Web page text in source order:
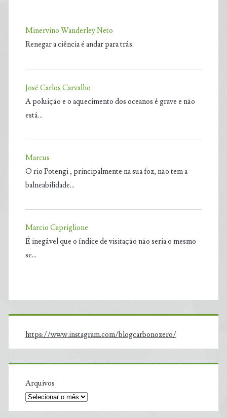
Minervino Wanderley Neto
Renegar a ciência é andar para trás.
José Carlos Carvalho
A poluição e o aquecimento dos oceanos é grave e não
está…
Marcus
O rio Potengi , principalmente na sua foz, não tem a
balneabilidade…
Marcio Capriglione
É inegável que o índice de visitação não seria o mesmo
se…
https://www.instagram.com/blogcarbonozero/
Arquivos